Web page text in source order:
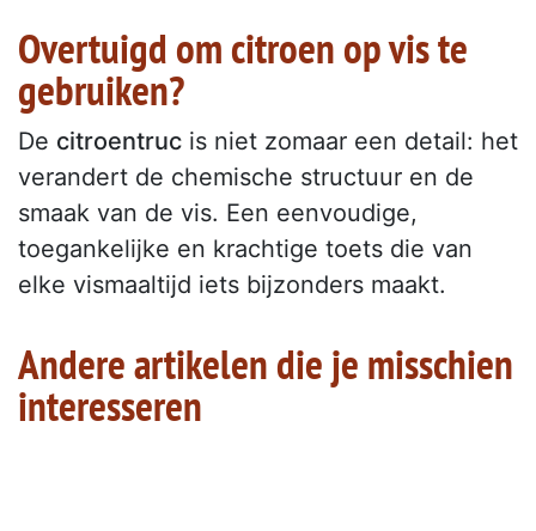
Overtuigd om citroen op vis te
gebruiken?
De citroentruc is niet zomaar een detail: het
verandert de chemische structuur en de
smaak van de vis. Een eenvoudige,
toegankelijke en krachtige toets die van
elke vismaaltijd iets bijzonders maakt.
Andere artikelen die je misschien
interesseren